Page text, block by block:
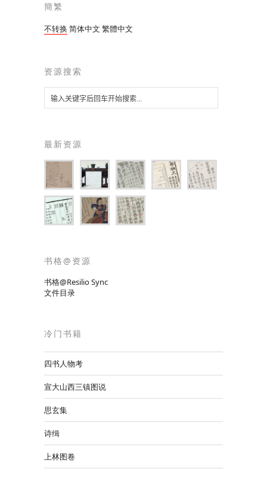
簡繁
不转换 简体中文 繁體中文
资源搜索
最新资源
书格@资源
书格@Resilio Sync
文件目录
冷门书籍
四书人物考
宣大山西三镇图说
思玄集
诗缉
上林图卷